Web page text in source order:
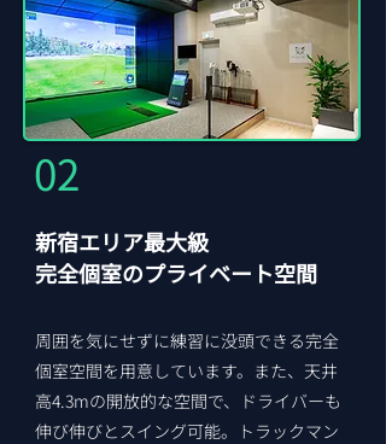
​02
新宿エリア最大級
完全個室のプライベート空間
周囲を気にせずに練習に没頭できる完全
個室空間を用意しています。また、天井
高4.3mの開放的な空間で、ドライバーも
伸び伸びとスイング可能。トラックマン